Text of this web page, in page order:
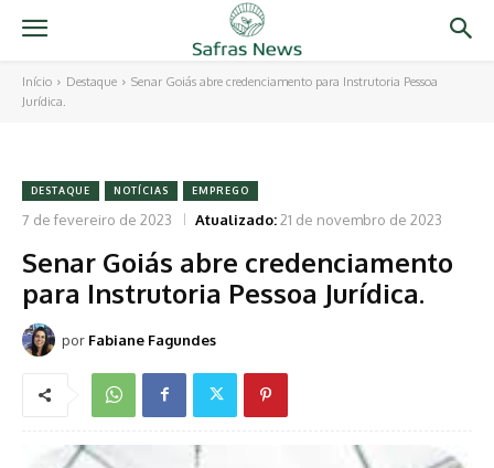
Início Destaque
Senar Goiás abre credenciamento para Instrutoria Pessoa
Jurídica.
DESTAQUE NOTÍCIAS EMPREGO
7 de fevereiro de 2023 Atualizado:21 de novembro de 2023
Senar Goiás abre credenciamento
para Instrutoria Pessoa Jurídica.
por Fabiane Fagundes